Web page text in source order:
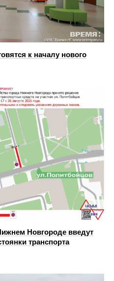
к началу нового
Новгороде введут
транспорта